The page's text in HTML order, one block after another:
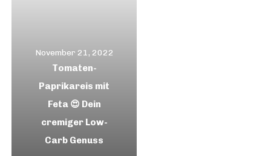
November 21, 2022
Tomaten-
Paprikareis mit
Feta 😍 Dein
cremiger Low-
Carb Genuss